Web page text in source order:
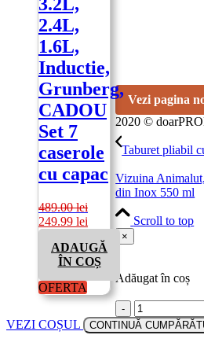
2.4L,
1.6L,
Inductie,
Grunberg,
CADOU
Set 7
caserole
cu capac
489.00lei
Prețul
inițial
fost:
489.00 lei.
249.99 lei Prețul
este:
249.99 lei.
ADAUGĂ
ÎN COȘ
OFERTA
Vezi pagina
2020 ©
Taburet pliabil
Vizuina
din Inox 550 ml
Scroll to top
×
Adăugat în coș
-
VEZI COȘUL CONTINUĂ